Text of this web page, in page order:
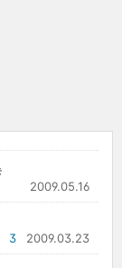
2009.05.16
2009.03.23
3